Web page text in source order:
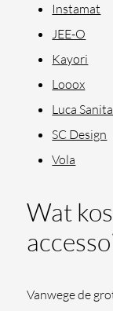
Instamat
JEE-O
Kayori
Looox
Luca
SC Design
Vola
Wat
Vanwege de